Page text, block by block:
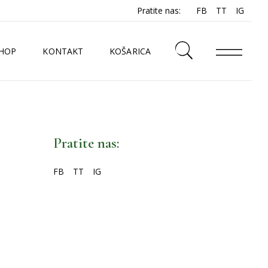
Pratite nas: FB TT IG
KONTAKT KOŠARICA
Pratite nas:
FB TT IG